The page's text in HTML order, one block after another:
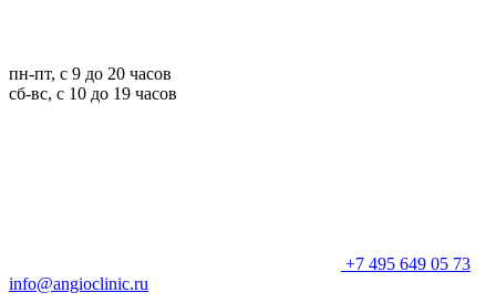
пн-пт, с 9 до 20 часов
сб-вс, с 10 до 19 часов
+7 495 649 05 73
info@angioclinic.ru